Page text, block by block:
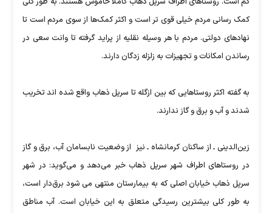
کمک رسانی مردم خیلی قوی تر است و اکثر کمک‌ها از سوی مردم است تا
نهادهای دولتی. مردم با هر وسیله نقلیه از پراید گرفته تا وانت سعی در
رساندن امکانات و تجهیزات به زلزله زدگان دارند.
به گفته اکثر روستاهایی که بین ازگله تا سرپل ذهاب واقع شده اند تخریب
شدند و آب و برق و گاز ندارند.
زین‌الدینی ـ از ساکنان کرمانشاه ـ نیز از وضعیت نابسامان آب، برق و گاز
در روستاهای اطراف شهر سرپل ذهاب خبر می‌دهد و می‌گوید: در شهر
سرپل ذهاب خیابان اصلی که به بیمارستان منتهی می شود برق‌دار است،
به طور کلی بیشترین رسیدگی متعلق به این خیابان است. آب مناطق